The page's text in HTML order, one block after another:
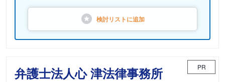
検討リストに追加
弁護士法人心 津法律事務所 PR